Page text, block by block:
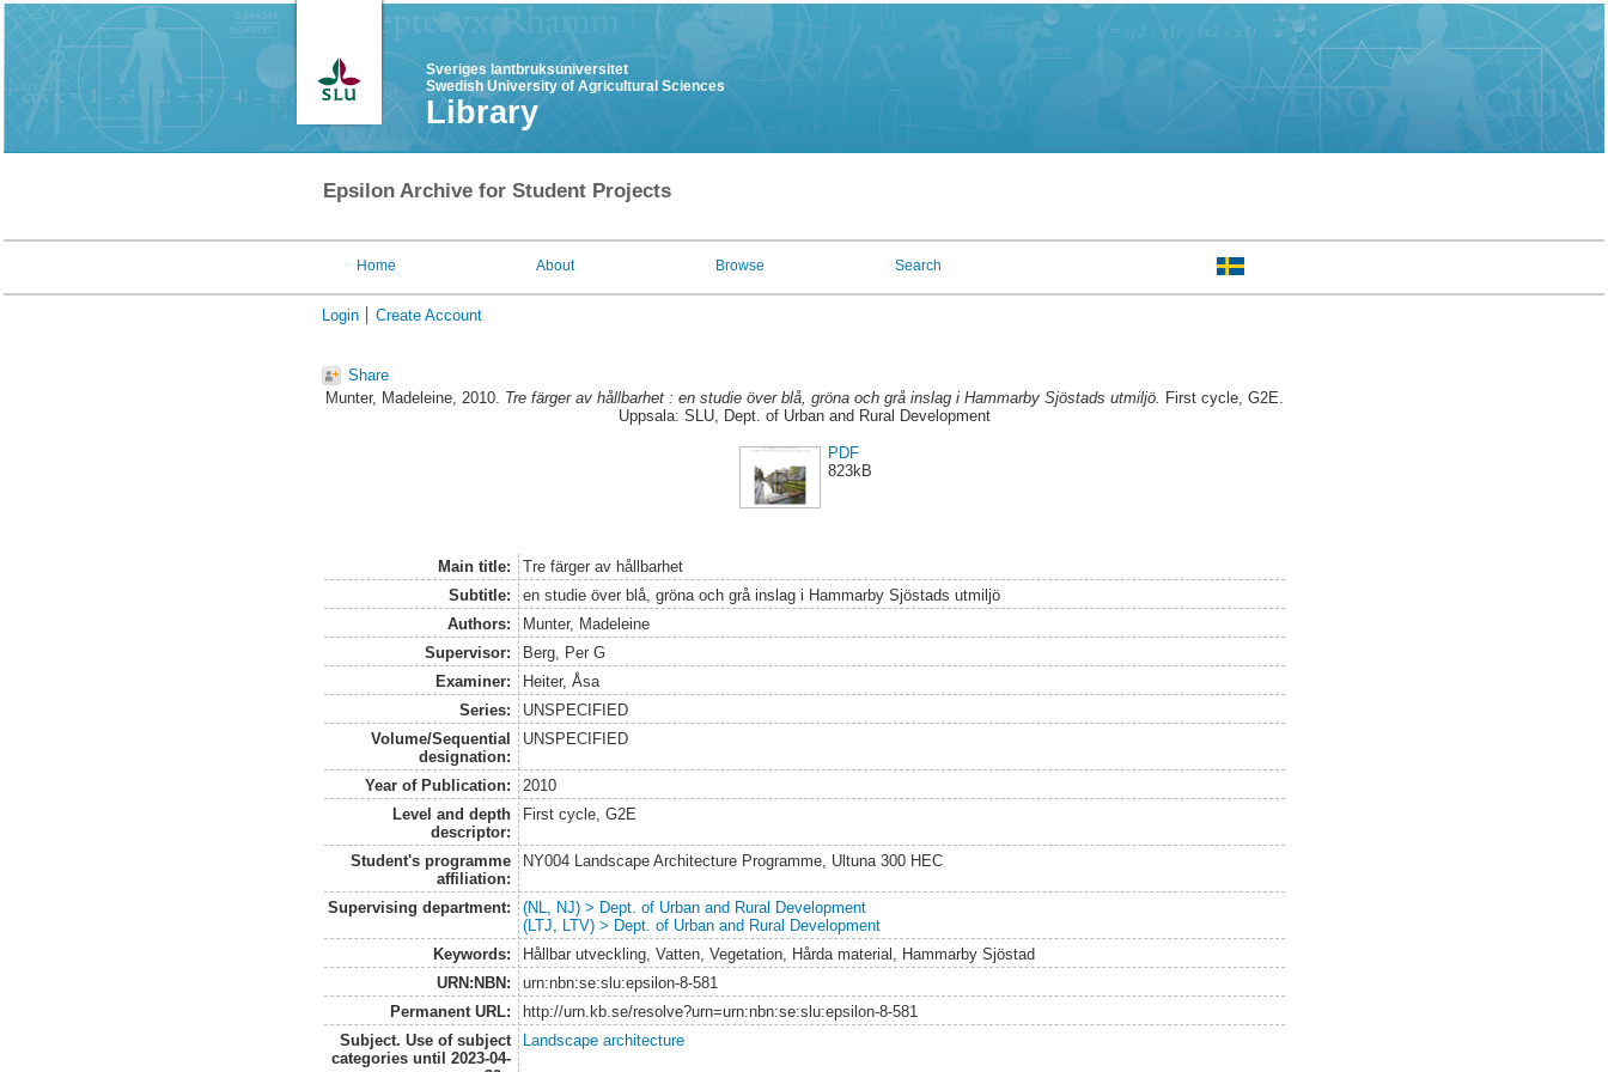
Sveriges lantbruksuniversitet
Swedish University of Agricultural Sciences
Library
Epsilon Archive for Student Projects
Home About Browse Search
Login Create Account
Share
Munter, Madeleine, 2010. Tre färger av hållbarhet : en studie över blå, gröna och grå inslag i Hammarby Sjöstads utmiljö. First cycle, G2E.
Uppsala: SLU, Dept. of Urban and Rural Development
PDF
823kB
Main title:
Tre färger av hållbarhet
Subtitle:
en studie över blå, gröna och grå inslag i Hammarby Sjöstads utmiljö
Authors:
Munter, Madeleine
Supervisor:
Berg, Per G
Examiner:
Heiter, Åsa
Series:
UNSPECIFIED
Volume/Sequential
designation:
UNSPECIFIED
Year of Publication:
2010
Level and depth
descriptor:
First cycle, G2E
Student's programme
affiliation:
NY004 Landscape Architecture Programme, Ultuna 300 HEC
Supervising department:
(NL, NJ) > Dept. of Urban and Rural Development
(LTJ, LTV) > Dept. of Urban and Rural Development
Keywords:
Hållbar utveckling, Vatten, Vegetation, Hårda material, Hammarby Sjöstad
URN:NBN:
urn:nbn:se:slu:epsilon-8-581
Permanent URL:
http://urn.kb.se/resolve?urn=urn:nbn:se:slu:epsilon-8-581
Subject. Use of subject
categories until 2023-04-
Landscape architecture